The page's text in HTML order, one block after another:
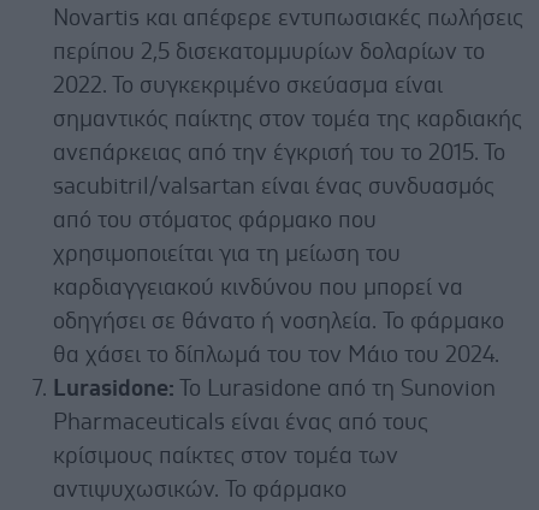
Novartis και απέφερε εντυπωσιακές πωλήσεις
περίπου 2,5 δισεκατομμυρίων δολαρίων το
2022. Το συγκεκριμένο σκεύασμα είναι
σημαντικός παίκτης στον τομέα της καρδιακής
ανεπάρκειας από την έγκρισή του το 2015. Το
sacubitril/valsartan είναι ένας συνδυασμός
από του στόματος φάρμακο που
χρησιμοποιείται για τη μείωση του
καρδιαγγειακού κινδύνου που μπορεί να
οδηγήσει σε θάνατο ή νοσηλεία. Το φάρμακο
θα χάσει το δίπλωμά του τον Μάιο του 2024.
Lurasidone: To Lurasidone από τη Sunovion
Pharmaceuticals είναι ένας από τους
κρίσιμους παίκτες στον τομέα των
αντιψυχωσικών. Το φάρμακο